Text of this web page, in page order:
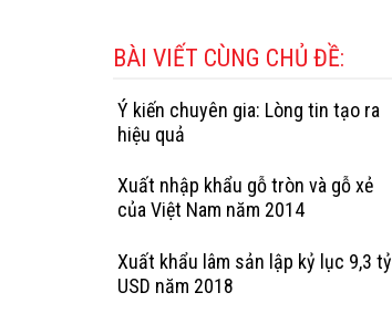
BÀI VIẾT CÙNG CHỦ ĐỀ:
Ý kiến chuyên gia: Lòng tin tạo ra
hiệu quả
Xuất nhập khẩu gỗ tròn và gỗ xẻ
của Việt Nam năm 2014
Xuất khẩu lâm sản lập kỷ lục 9,3 tỷ
USD năm 2018